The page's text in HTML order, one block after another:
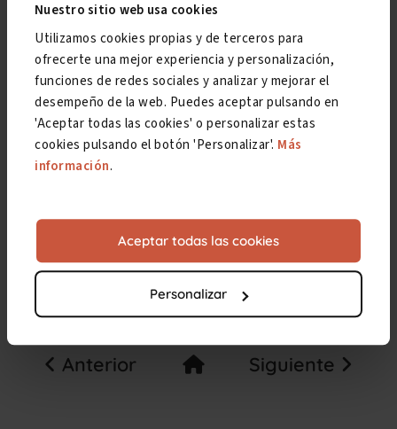
Nuestro sitio web usa cookies
Utilizamos cookies propias y de terceros para
ofrecerte una mejor experiencia y personalización,
funciones de redes sociales y analizar y mejorar el
desempeño de la web. Puedes aceptar pulsando en
'Aceptar todas las cookies' o personalizar estas
cookies pulsando el botón 'Personalizar'. Más
información.
Aceptar todas las cookies
Personalizar
Anterior Siguiente